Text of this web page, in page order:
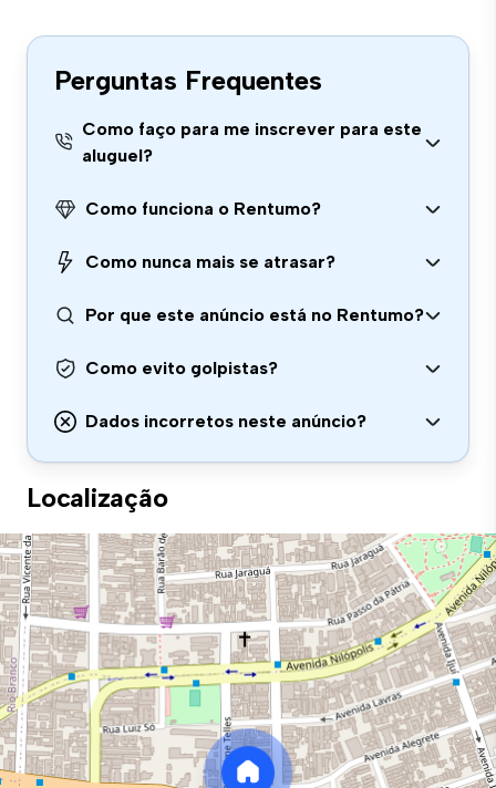
Perguntas Frequentes
Como faço para me inscrever para este
aluguel?
Como funciona o Rentumo?
Como nunca mais se atrasar?
Por que este anúncio está no Rentumo?
Como evito golpistas?
Dados incorretos neste anúncio?
Localização